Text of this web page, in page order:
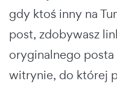
gdy ktoś inny na
post, zdobywasz
oryginalnego
witrynie, do której